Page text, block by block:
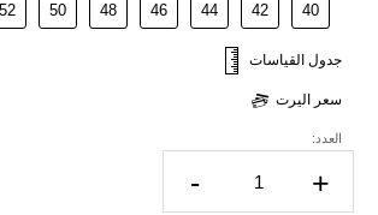
40
42
44
46
48
50
52
جدول القياسات
سعر اليرت
العدد:
- +